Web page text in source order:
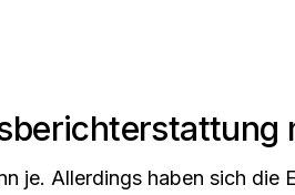
je. Allerdings haben sich die